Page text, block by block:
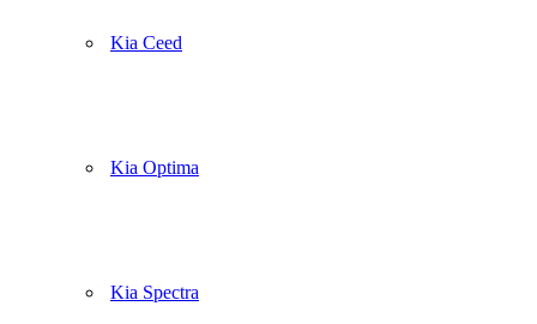
Kia Ceed
Kia Optima
Kia Spectra